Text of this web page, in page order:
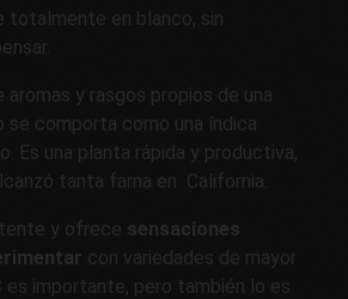
totalmente en blanco, sin
aromas y rasgos propios de una
se comporta como una índica
Es una planta rápida y productiva,
tanta fama en California.
y ofrece sensaciones
con variedades de mayor
es importante, pero también lo es